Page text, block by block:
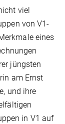
viel
von V1-
eines
jüngsten
am Ernst
und ihre
in V1 auf